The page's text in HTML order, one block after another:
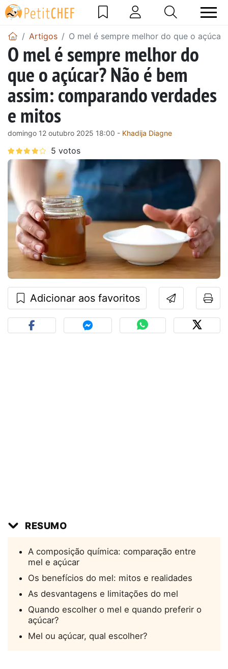
Artigos O mel é sempre melhor do que o
O mel é sempre melhor do
que o açúcar? Não é bem
assim: comparando verdades
e mitos
domingo 12 outubro 2025 18:00 - Khadija Diagne
Adicionar aos favoritos
RESUMO
A composição química: comparação entre
mel e açúcar
Os benefícios do mel: mitos e realidades
As desvantagens e limitações do mel
Quando escolher o mel e quando preferir o
açúcar?
Mel ou açúcar, qual escolher?